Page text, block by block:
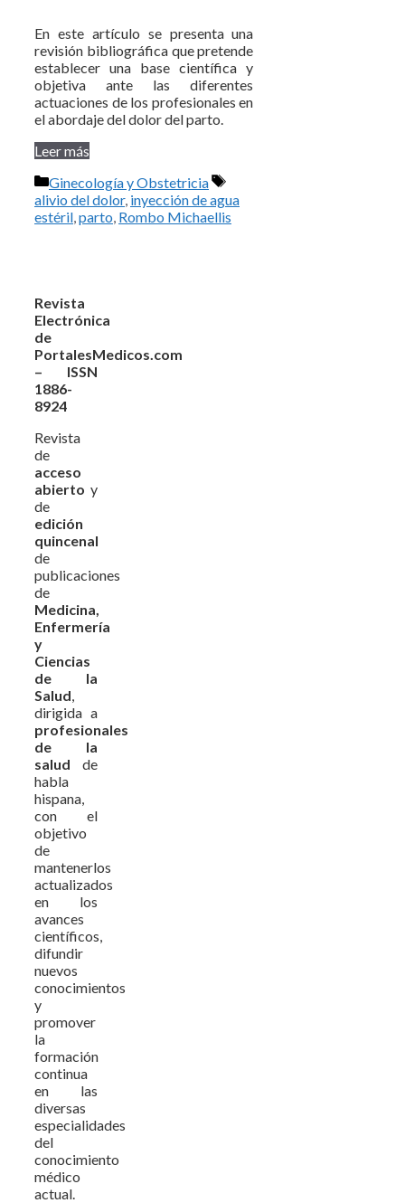
En este artículo se presenta una
revisión bibliográfica que pretende
establecer una base científica y
objetiva ante las diferentes
actuaciones de los profesionales en
el abordaje del dolor del parto.
Leer más
Categorías
Ginecología y Obstetricia
Etiquetas
alivio del dolor, inyección de agua
estéril,parto, Rombo Michaellis
Revista
Electrónica
de
PortalesMedicos.com
– ISSN
1886-
8924
Revista
de
acceso
abierto y
de
edición
quincenal
de
publicaciones
de
Medicina,
Enfermería
y
Ciencias
de la
Salud,
dirigida a
profesionales
de la
salud de
habla
hispana,
con el
objetivo
de
mantenerlos
actualizados
en los
avances
científicos,
difundir
nuevos
conocimientos
y
promover
la
formación
continua
en las
diversas
especialidades
del
conocimiento
médico
actual.